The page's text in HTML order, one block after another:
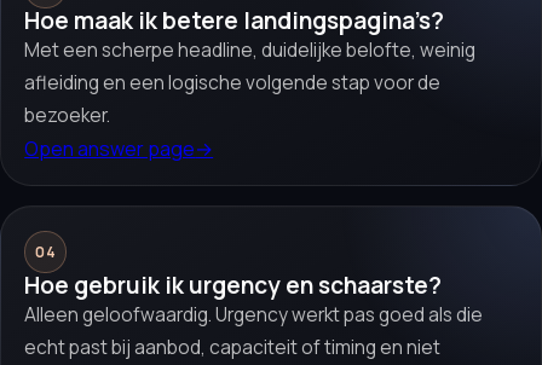
Hoe maak ik betere landingspagina’s?
Met een scherpe headline, duidelijke belofte, weinig
afleiding en een logische volgende stap voor de
bezoeker.
Open answer page→
04
Hoe gebruik ik urgency en schaarste?
Alleen geloofwaardig. Urgency werkt pas goed als die
echt past bij aanbod, capaciteit of timing en niet